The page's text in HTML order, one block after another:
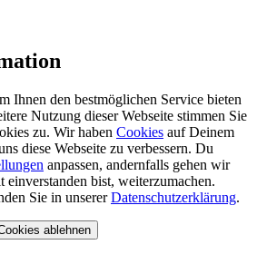
Ihnen den bestmöglichen Service bieten
Nutzung dieser Webseite stimmen Sie
zu. Wir haben Cookies auf Deinem
diese Webseite zu verbessern. Du
anpassen, andernfalls gehen wir
einverstanden bist, weiterzumachen.
Sie in unsererDatenschutzerklärung.
ablehnen